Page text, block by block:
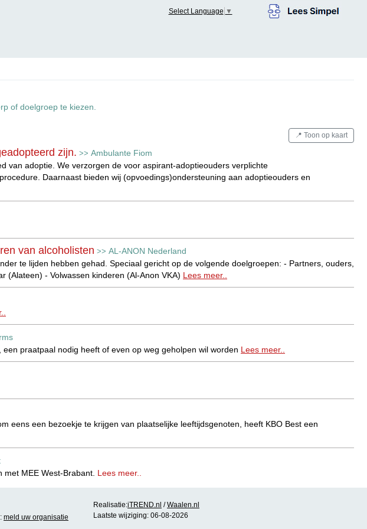
Select Language ▼
of doelgroep te kiezen.
📍 Toon op kaart
zijn. >> Ambulante Fiom
van adoptie. We verzorgen de voor aspirant-adoptieouders verplichte
Daarnaast bieden wij (opvoedings)ondersteuning aan adoptieouders en
van alcoholisten >> AL-ANON Nederland
te lijden hebben gehad. Speciaal gericht op de volgende doelgroepen: - Partners, ouders,
(Alateen) - Volwassen kinderen (Al-Anon VKA) Lees meer..
praatpaal nodig heeft of even op weg geholpen wil worden Lees meer..
eens een bezoekje te krijgen van plaatselijke leeftijdsgenoten, heeft KBO Best een
MEE West-Brabant. Lees meer..
woonplek en of zorgvragen. Met als resultaat: realisatie van uw woonwens en/ of
meld uw organisatie
Realisatie:iTREND.nl /Waalen.nl
Laatste wijziging: 06-08-2026